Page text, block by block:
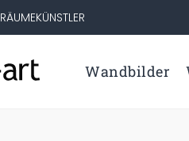
RÄUMEKÜNSTLER
Wandbilder